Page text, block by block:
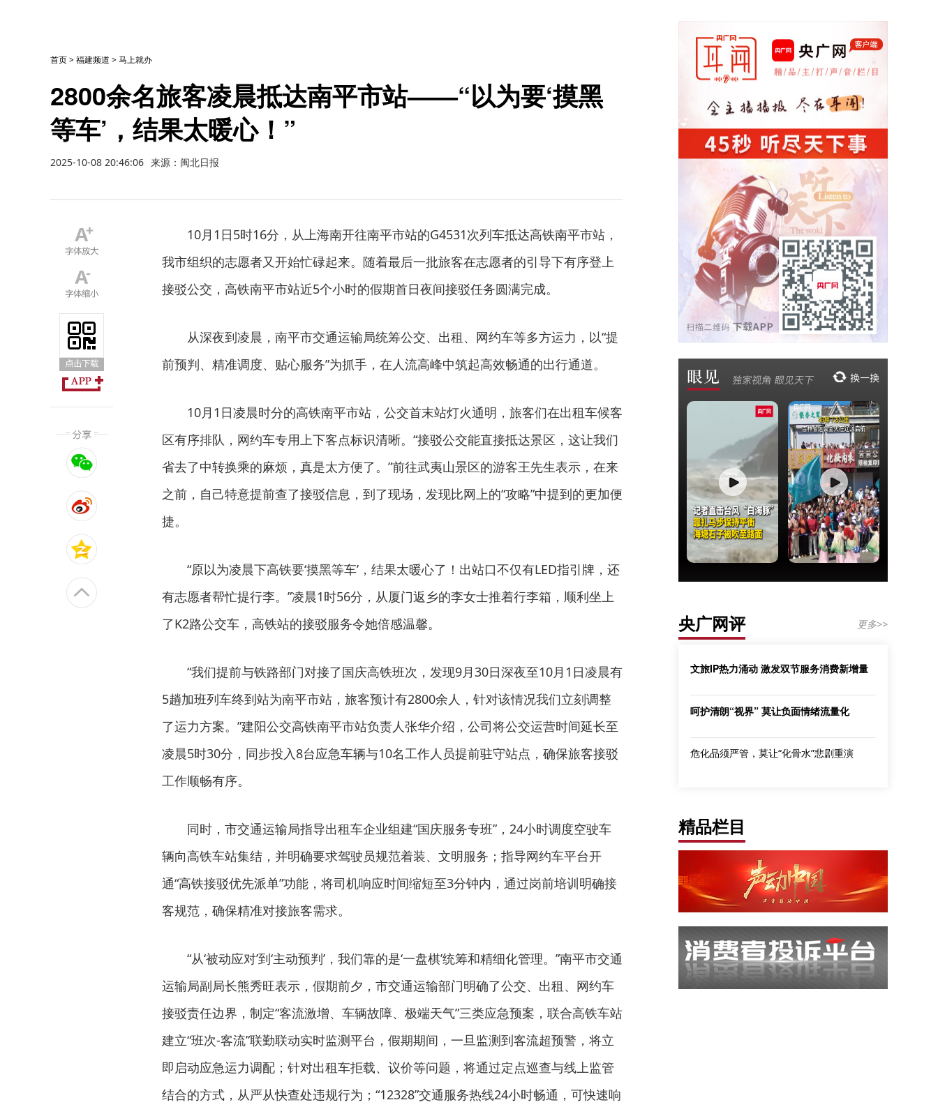
首页>福建频道 >马上就办
2800余名旅客凌晨抵达南平市站——“以为要‘摸黑
等车’，结果太暖心！”
2025-10-08 20:46:06 来源：闽北日报
10月1日5时16分，从上海南开往南平市站的G4531次列车抵达高铁南平市站，
我市组织的志愿者又开始忙碌起来。随着最后一批旅客在志愿者的引导下有序登上
接驳公交，高铁南平市站近5个小时的假期首日夜间接驳任务圆满完成。
从深夜到凌晨，南平市交通运输局统筹公交、出租、网约车等多方运力，以“提
前预判、精准调度、贴心服务”为抓手，在人流高峰中筑起高效畅通的出行通道。
10月1日凌晨时分的高铁南平市站，公交首末站灯火通明，旅客们在出租车候客
区有序排队，网约车专用上下客点标识清晰。“接驳公交能直接抵达景区，这让我们
省去了中转换乘的麻烦，真是太方便了。”前往武夷山景区的游客王先生表示，在来
之前，自己特意提前查了接驳信息，到了现场，发现比网上的“攻略”中提到的更加便
捷。
“原以为凌晨下高铁要‘摸黑等车’，结果太暖心了！出站口不仅有LED指引牌，还
有志愿者帮忙提行李。”凌晨1时56分，从厦门返乡的李女士推着行李箱，顺利坐上
了K2路公交车，高铁站的接驳服务令她倍感温馨。
“我们提前与铁路部门对接了国庆高铁班次，发现9月30日深夜至10月1日凌晨有
5趟加班列车终到站为南平市站，旅客预计有2800余人，针对该情况我们立刻调整
了运力方案。”建阳公交高铁南平市站负责人张华介绍，公司将公交运营时间延长至
凌晨5时30分，同步投入8台应急车辆与10名工作人员提前驻守站点，确保旅客接驳
工作顺畅有序。
同时，市交通运输局指导出租车企业组建“国庆服务专班”，24小时调度空驶车
辆向高铁车站集结，并明确要求驾驶员规范着装、文明服务；指导网约车平台开
通“高铁接驳优先派单”功能，将司机响应时间缩短至3分钟内，通过岗前培训明确接
客规范，确保精准对接旅客需求。
“从‘被动应对’到‘主动预判’，我们靠的是‘一盘棋’统筹和精细化管理。”南平市交通
运输局副局长熊秀旺表示，假期前夕，市交通运输部门明确了公交、出租、网约车
接驳责任边界，制定“客流激增、车辆故障、极端天气”三类应急预案，联合高铁车站
建立“班次-客流”联勤联动实时监测平台，假期期间，一旦监测到客流超预警，将立
即启动应急运力调配；针对出租车拒载、议价等问题，将通过定点巡查与线上监管
结合的方式，从严从快查处违规行为；“12328”交通服务热线24小时畅通，可快速响
央广网评 更多>>
文旅IP热力涌动 激发双节服务消费新增量
呵护清朗“视界” 莫让负面情绪流量化
危化品须严管，莫让“化骨水”悲剧重演
精品栏目